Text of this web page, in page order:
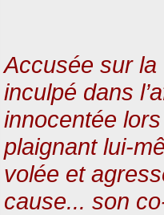
Accusée sur la
inculpé dans
innocentée
plaignant lui-
volée et
cause... son